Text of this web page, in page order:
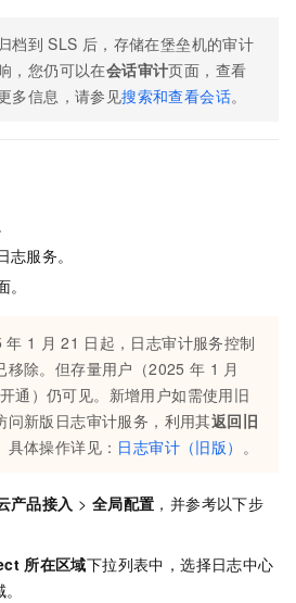
档到 SLS 后，存储在堡垒机的审计
，您仍可以在会话审计页面，查看
多信息，请参见搜索和查看会话。
服务。
。
年 1 月 21 日起，日志审计服务控制
移除。但存量用户（2025 年 1 月
通）仍可见。新增用户如需使用旧
问新版日志审计服务，利用其返回旧
具体操作详见： 日志审计（旧版） 。
产品接入 > 全局配置 ，并参考以下步
所在区域下拉列表中，选择日志中心